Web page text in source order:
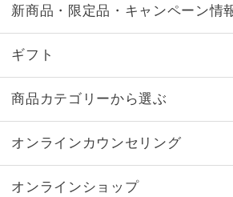
新商品・限定品・キャンペーン情
ギフト
商品カテゴリーから選ぶ
オンラインカウンセリング
オンラインショップ